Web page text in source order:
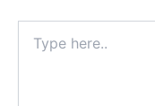
here..